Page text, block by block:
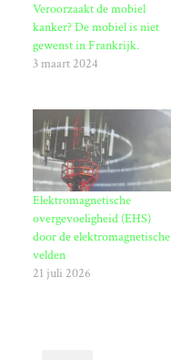
Veroorzaakt de mobiel
kanker? De mobiel is niet
gewenst in Frankrijk.
3 maart 2024
Elektromagnetische
overgevoeligheid (EHS)
door de elektromagnetische
velden
21 juli 2026